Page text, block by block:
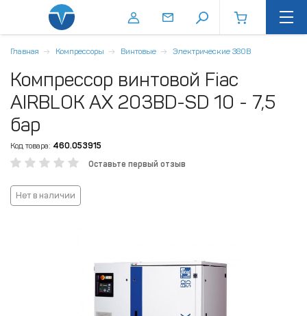
Главная Компрессоры Винтовые Электрические 380В
Компрессор винтовой Fiac
AIRBLOK AX 203BD-SD 10 - 7,5
бар
Код товара: 460.053915
Оставьте первый отзыв
Нет в наличии